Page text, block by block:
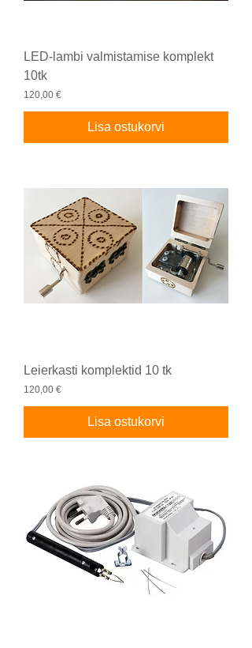
LED-lambi valmistamise komplekt
10tk
Price
120,00 €
Lisa ostukorvi
Leierkasti komplektid 10 tk
Price
120,00 €
Lisa ostukorvi